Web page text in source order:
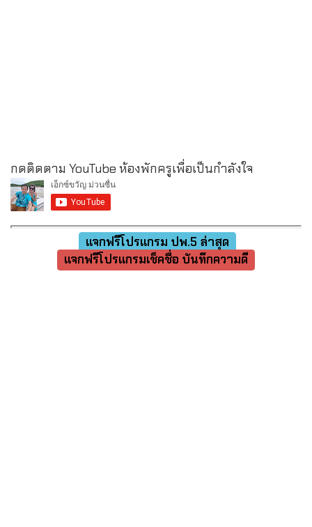
กดติดตาม YouTube ห้องพักครูเพื่อเป็นกำลังใจ
แจกฟรีโปรแกรม ปพ.5 ล่าสุด
แจกฟรีโปรแกรมเช็คชื่อ บันทึกความดี